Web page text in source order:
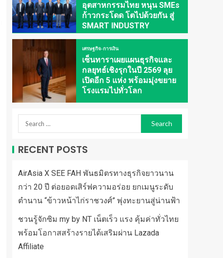
อุตสาหกรรมไทย หนุน SMEs
ก้าวกระโดด โตไปด้วยกัน สู่
SMART INDUSTRY
เศรษฐกิจ-การเงิน
เซ็นทาราเผยแผนธุรกิจและ
กลยุทธ์เชิงรุกในปี 2569 ลุย
เปิดอีก 5 แห่ง พร้อมมุ่งขยาย
โรงแรมไปทั่วโลก
RECENT POSTS
AirAsia X SEE FAH พันธมิตรทางธุรกิจยาวนาน
กว่า 20 ปี ต่อยอดเสิร์ฟความอร่อย ยกเมนูระดับ
ตำนาน “ข้าวหน้าไก่ราชวงศ์” พุ่งทะยานสู่น่านฟ้า
ชวนรู้จักซิม my by NT เน็ตเร็ว แรง คุ้มค่าทั่วไทย
พร้อมโอกาสสร้างรายได้เสริมผ่าน Lazada
Affiliate